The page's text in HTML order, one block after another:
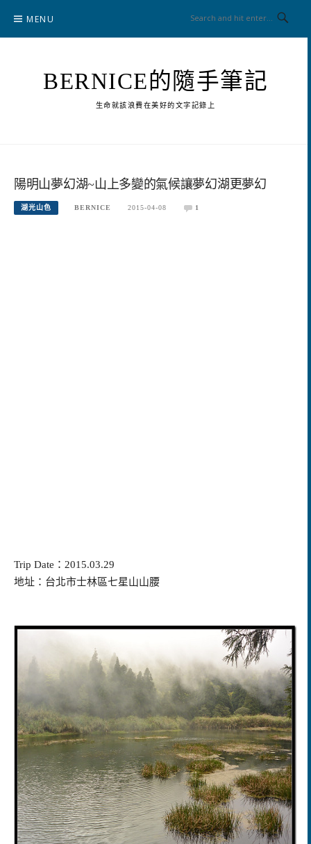
content
MENU
BERNICE的隨手筆記
生命就該浪費在美好的文字記錄上
陽明山夢幻湖~山上多變的氣候讓夢幻湖更夢幻
湖光山色 BERNICE 2015-04-08 1
Trip Date：2015.03.29
地址：台北市士林區七星山山腰